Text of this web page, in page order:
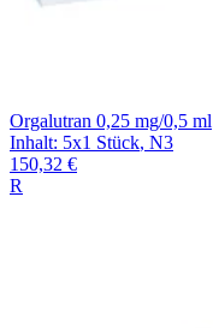
Orgalutran 0,25 mg/0,5 ml
Inhalt: 5x1 Stück, N3
150,32 €
R